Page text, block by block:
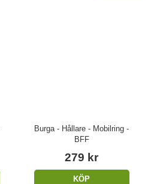
Burga - Hållare - Mobilring -
BFF
279 kr
KÖP